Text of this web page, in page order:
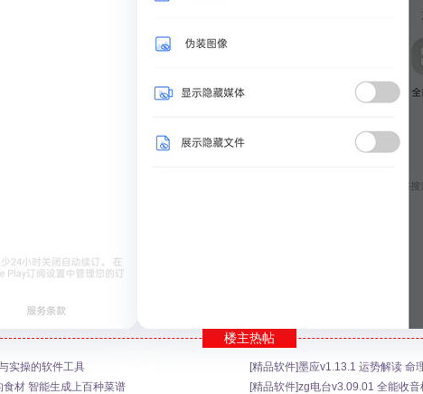
楼主热帖
实操的软件工具 墨应v1.13.1 运势解读 命
[精品软件]
材 智能生成上百种菜谱
zg电台v3.09.01 全能收音
[精品软件]